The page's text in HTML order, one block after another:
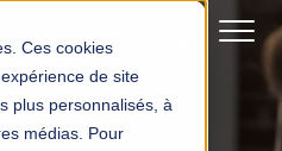
Ces cookies
de site
plus personnalisés, à
médias. Pour